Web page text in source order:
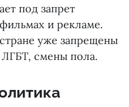
под запрет
и рекламе.
уже запрещены
смены пола.